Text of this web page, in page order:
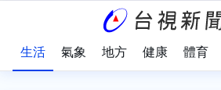
生活 氣象 地方 健康 體育